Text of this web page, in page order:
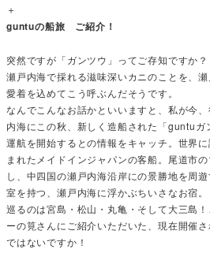
＋
guntuの船旅 ご紹介！
突然ですが「ガンツウ」ってご存知ですか？
瀬戸内海で採れる滋味深いカニのことを、
愛着を込めてこう呼ぶんだそうです。
なんでこんなお話かといいますと、私が今
内海にこの秋、新しく造船された「guntu
運航を開始するとの情報をキャッチ。世界
まれたメイドインジャパンの客船。尾道市
し、中四国の瀬戸内海沿岸にの景勝地を周
室を持つ、瀬戸内海に浮かぶちいさなお宿。
巡るのは宮島・松山・丸亀・そして大三島
ーの筧さんにご紹介いただいた、現在開催
ではないですか！